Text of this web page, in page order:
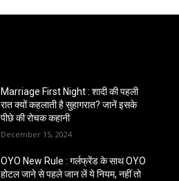
Marriage First Night : शादी की पहली
रात क्यों कहलाती है सुहागरात? जानें इसके
पीछे की रोचक कहानी
December 15, 2024
OYO New Rule : गर्लफ्रेंड के साथ OYO
होटल जाने से पहले जान लें ये नियम, नहीं तो